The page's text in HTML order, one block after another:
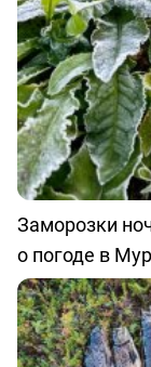
Заморозки
о погоде в